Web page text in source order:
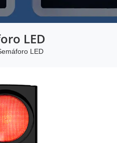
LED
LED